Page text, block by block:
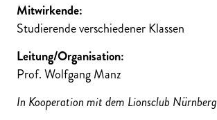
Mitwirkende:
Studierende verschiedener Klassen
Leitung/Organisation:
Prof. Wolfgang Manz
In Kooperation mit dem Lionsclub Nürnberg